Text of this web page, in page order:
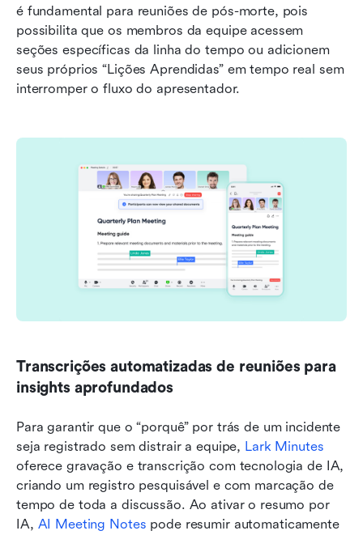
é fundamental para reuniões de pós-morte, pois
possibilita que os membros da equipe acessem
seções específicas da linha do tempo ou adicionem
seus próprios “Lições Aprendidas” em tempo real sem
interromper o fluxo do apresentador.
Transcrições automatizadas de reuniões para
insights aprofundados
Para garantir que o “porquê” por trás de um incidente
seja registrado sem distrair a equipe, Lark Minutes
oferece gravação e transcrição com tecnologia de IA,
criando um registro pesquisável e com marcação de
tempo de toda a discussão. Ao ativar o resumo por
IA, AI Meeting Notes pode resumir automaticamente